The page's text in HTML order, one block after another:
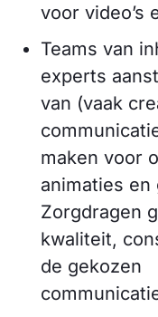
voor video’s
Teams van
experts
van (vaak
maken voor
animaties
Zorgdragen
kwaliteit,
de gekozen